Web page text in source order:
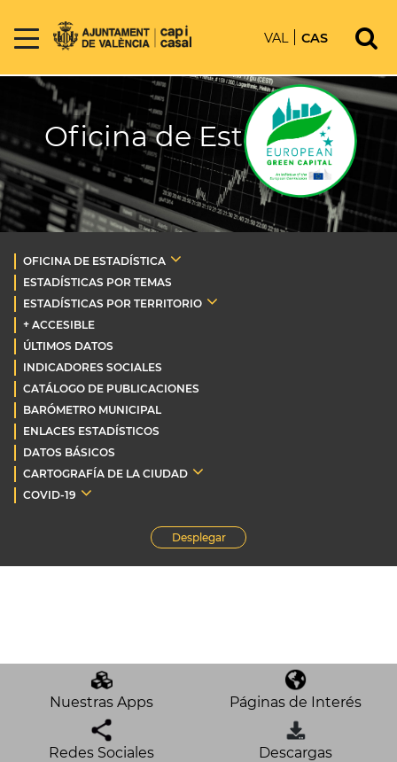
VAL CAS
Oficina de Estadística
OFICINA DE ESTADÍSTICA
ESTADÍSTICAS POR TEMAS
ESTADÍSTICAS POR TERRITORIO
+ ACCESIBLE
ÚLTIMOS DATOS
INDICADORES SOCIALES
CATÁLOGO DE PUBLICACIONES
BARÓMETRO MUNICIPAL
ENLACES ESTADÍSTICOS
DATOS BÁSICOS
CARTOGRAFÍA DE LA CIUDAD
COVID-19
Desplegar
Nuestras Apps Páginas de Interés
Redes Sociales Descargas